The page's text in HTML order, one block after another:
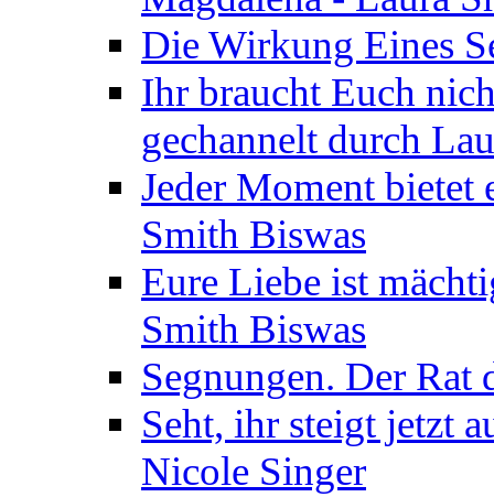
Die Wirkung Eines
Ihr braucht Euch
gechannelt durch
Jeder Moment bietet
Smith Biswas
Eure Liebe ist
Smith Biswas
Segnungen. Der
Seht, ihr steigt jetzt
Nicole Singer